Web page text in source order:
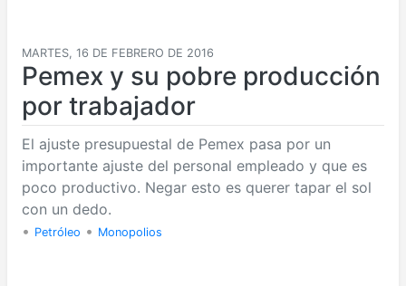
MARTES, 16 DE FEBRERO DE 2016
Pemex y su pobre producción
por trabajador
El ajuste presupuestal de Pemex pasa por un
importante ajuste del personal empleado y que es
poco productivo. Negar esto es querer tapar el sol
con un dedo.
• Petróleo • Monopolios